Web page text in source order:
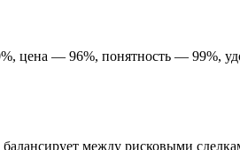
цена — 96%, понятность — 99%,
между рисковыми